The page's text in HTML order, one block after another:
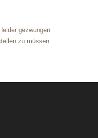
gezwungen
zu müssen.